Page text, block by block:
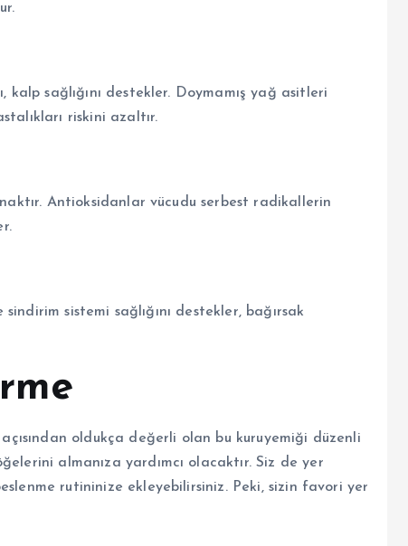
kalp sağlığını destekler. Doymamış yağ asitleri
riskini azaltır.
Antioksidanlar vücudu serbest radikallerin
sistemi sağlığını destekler, bağırsak
açısından oldukça değerli olan bu kuruyemiği düzenli
almanıza yardımcı olacaktır. Siz de yer
rutininize ekleyebilirsiniz. Peki, sizin favori yer